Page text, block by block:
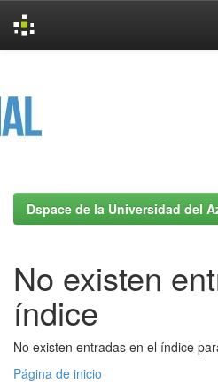
Dspace de la Universidad del
No existen
índice
No existen entradas en el índice
Página de inicio